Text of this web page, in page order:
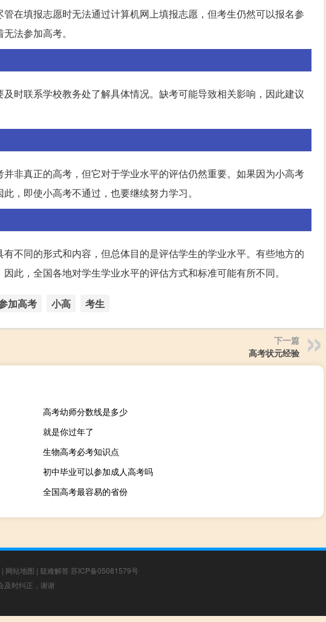
在填报志愿时无法通过计算机网上填报志愿，但考生仍然可以报名参
法参加高考。
时联系学校教务处了解具体情况。缺考可能导致相关影响，因此建议
非真正的高考，但它对于学业水平的评估仍然重要。如果因为小高考
，即使小高考不通过，也要继续努力学习。
不同的形式和内容，但总体目的是评估学生的学业水平。有些地方的
此，全国各地对学生学业水平的评估方式和标准可能有所不同。
加高考 小高 考生
下一篇
高考状元经验
高考幼师分数线是多少
就是你过年了
生物高考必考知识点
初中毕业可以参加成人高考吗
全国高考最容易的省份
| 网站地图 | 疑难解答 苏ICP备05081579号
及时纠正，谢谢